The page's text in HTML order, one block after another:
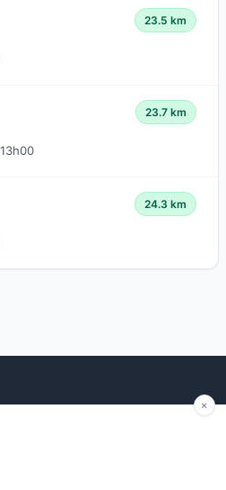
23.5 km
23.7 km
24.3 km
Blog